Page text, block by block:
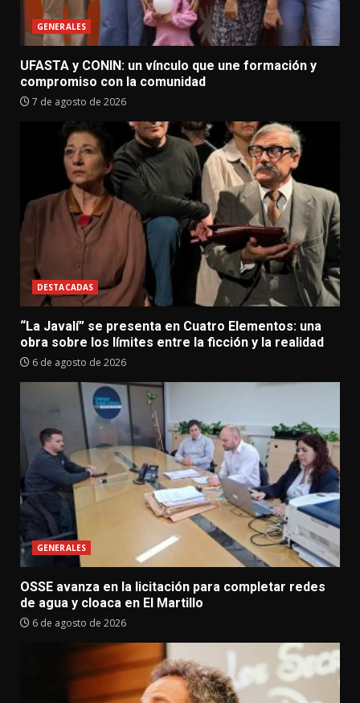
GENERALES
UFASTA y CONIN: un vínculo que une formación y
compromiso con la comunidad
7 de agosto de 2026
DESTACADAS
“La Javalí” se presenta en Cuatro Elementos: una
obra sobre los límites entre la ficción y la realidad
6 de agosto de 2026
GENERALES
OSSE avanza en la licitación para completar redes
de agua y cloaca en El Martillo
6 de agosto de 2026